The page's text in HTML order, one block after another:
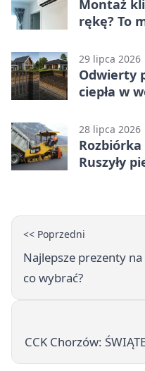
Montaż
rękę? To
29 lipca 2026
Odwierty
ciepła w
28 lipca 2026
Ruszyły
<< Poprzedni
Najlepsze prezenty
co wybrać?
CCK Chorzów: